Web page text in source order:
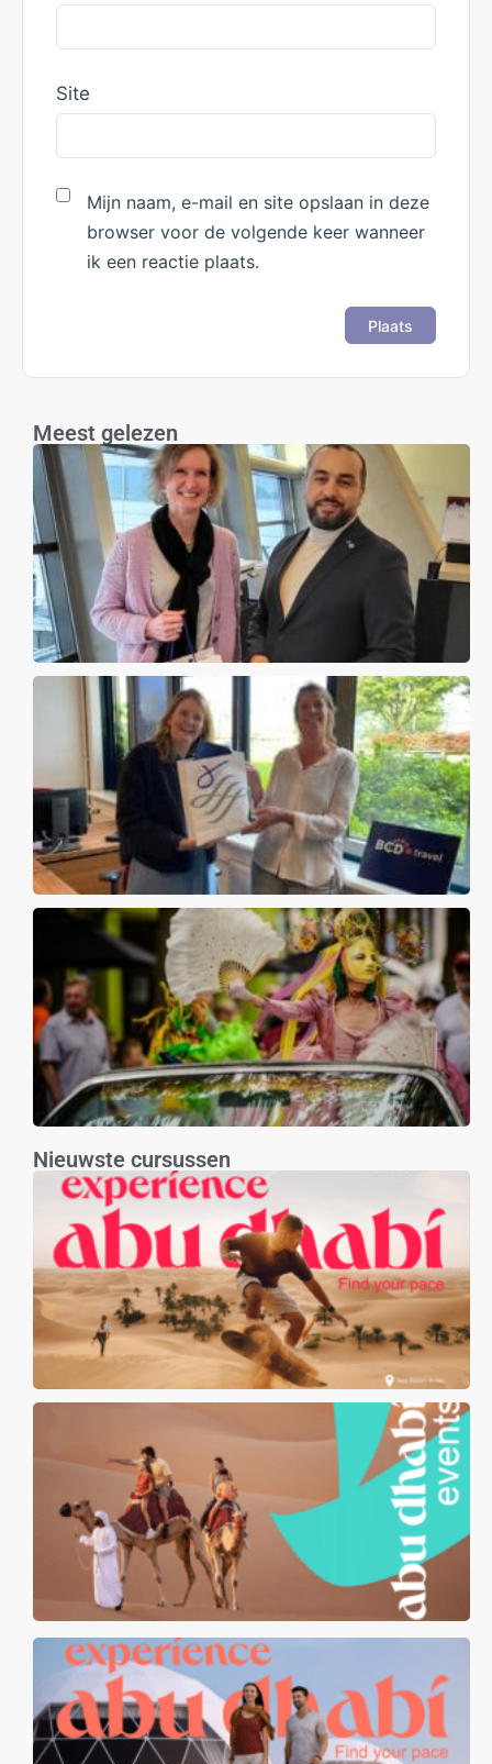
Site
Mijn naam, e-mail en site opslaan in deze
browser voor de volgende keer wanneer
ik een reactie plaats.
Meest gelezen
Nieuwste cursussen